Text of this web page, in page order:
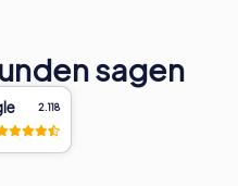
sagen
2.118